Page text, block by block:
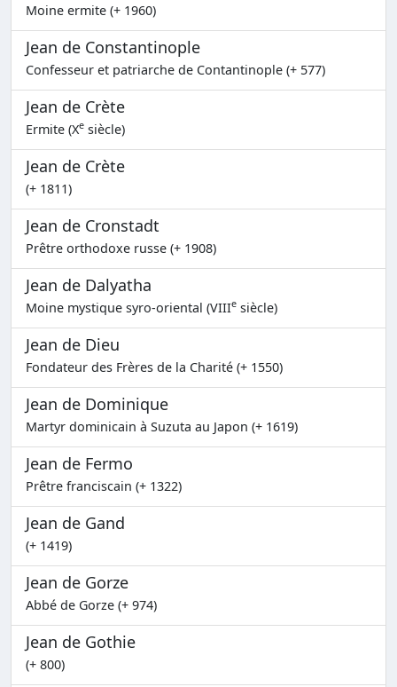
Moine ermite (+ 1960)
Jean de Constantinople
Confesseur et patriarche de Contantinople (+ 577)
Jean de Crète
Ermite (Xe siècle)
Jean de Crète
(+ 1811)
Jean de Cronstadt
Prêtre orthodoxe russe (+ 1908)
Jean de Dalyatha
Moine mystique syro-oriental (VIIIe siècle)
Jean de Dieu
Fondateur des Frères de la Charité (+ 1550)
Jean de Dominique
Martyr dominicain à Suzuta au Japon (+ 1619)
Jean de Fermo
Prêtre franciscain (+ 1322)
Jean de Gand
(+ 1419)
Jean de Gorze
Abbé de Gorze (+ 974)
Jean de Gothie
(+ 800)